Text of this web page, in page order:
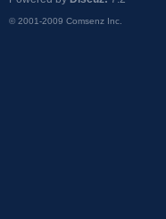
© 2001-2009 Comsenz Inc.